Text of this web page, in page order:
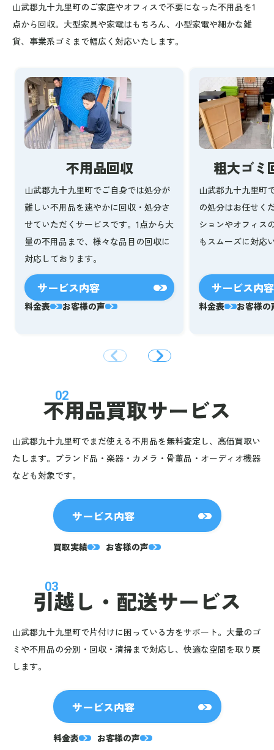
山武郡九十九里町のご家庭やオフィスで不要になった不用品を1
点から回収。大型家具や家電はもちろん、小型家電や細かな雑
貨、事業系ゴミまで幅広く対応いたします。
不用品回収
山武郡九十九里町でご自身では処分が
難しい不用品を速やかに回収・処分さ
せていただくサービスです。1点から大
量の不用品まで、様々な品目の回収に
対応しております。
サービス内容
料金表 お客様の声
粗大ゴミ
山武郡九十九里町
の処分はお任せく
ションやオフィス
もスムーズに対応
サービス内容
料金表 お客様の
02
不用品買取サービス
山武郡九十九里町でまだ使える不用品を無料査定し、高価買取い
たします。ブランド品・楽器・カメラ・骨董品・オーディオ機器
なども対象です。
サービス内容
買取実績 お客様の声
03
引越し・ 配送サービス
山武郡九十九里町で片付けに困っている方をサポート。大量のゴ
ミや不用品の分別・回収・清掃まで対応し、快適な空間を取り戻
します。
サービス内容
料金表 お客様の声